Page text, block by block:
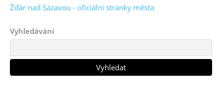
Žďár nad Sázavou - oficiální stránky města
Vyhledávání